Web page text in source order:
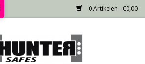
0 Artikelen - €0,00